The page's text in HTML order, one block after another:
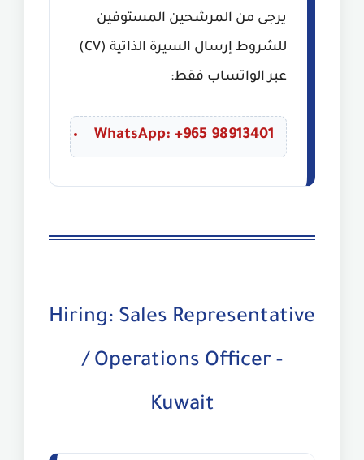
يرجى من المرشحين المستوفين
للشروط إرسال السيرة الذاتية (CV)
عبر الواتساب فقط:
WhatsApp: +965 98913401
Hiring: Sales Representative
/ Operations Officer -
Kuwait